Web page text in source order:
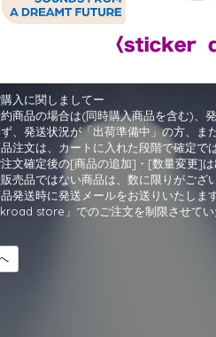
入に関しましてー
商品の場合は(同時購入商品を含む)、
、発送状況が「出荷準備中」の方、ま
注文は、カートに入れた段階で確定で
文確定後の[商品の追加]・[数量変更]は
売品ではない商品は、数に限りがござ
発送時に発送メールをお送りいたしま
store」でのご注文を制限させて